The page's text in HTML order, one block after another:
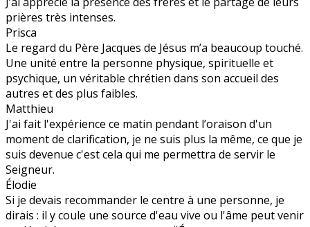
prières très intenses.
Prisca
Le regard du Père Jacques de Jésus m’a beaucoup touché.
Une unité entre la personne physique, spirituelle et
psychique, un véritable chrétien dans son accueil des
autres et des plus faibles.
Matthieu
J'ai fait l'expérience ce matin pendant l’oraison d'un
moment de clarification, je ne suis plus la même, ce que je
suis devenue c'est cela qui me permettra de servir le
Seigneur.
Élodie
Si je devais recommander le centre à une personne, je
dirais : il y coule une source d'eau vive ou l'âme peut venir